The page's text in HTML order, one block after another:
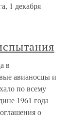
1 декабря
в
авианосцы и
по всему
1961 года
о